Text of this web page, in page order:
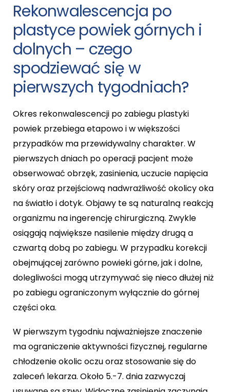
Rekonwalescencja po
plastyce powiek górnych i
dolnych – czego
spodziewać się w
pierwszych tygodniach?
Okres rekonwalescencji po zabiegu plastyki
powiek przebiega etapowo i w większości
przypadków ma przewidywalny charakter. W
pierwszych dniach po operacji pacjent może
obserwować obrzęk, zasinienia, uczucie napięcia
skóry oraz przejściową nadwrażliwość okolicy oka
na światło i dotyk. Objawy te są naturalną reakcją
organizmu na ingerencję chirurgiczną. Zwykle
osiągają największe nasilenie między drugą a
czwartą dobą po zabiegu. W przypadku korekcji
obejmującej zarówno powieki górne, jak i dolne,
dolegliwości mogą utrzymywać się nieco dłużej niż
po zabiegu ograniczonym wyłącznie do górnej
części oka.
W pierwszym tygodniu najważniejsze znaczenie
ma ograniczenie aktywności fizycznej, regularne
chłodzenie okolic oczu oraz stosowanie się do
zaleceń lekarza. Około 5.-7. dnia zazwyczaj